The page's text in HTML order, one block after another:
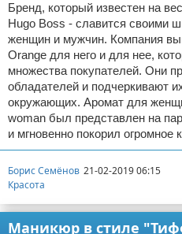
Бренд, который известен на
Hugo Boss - славится своими
женщин и мужчин. Компания
Orange для него и для нее,
множества покупателей. Они
обладателей и подчеркивают
окружающих. Аромат для
woman был представлен на
и мгновенно покорил огромное
Борис Семёнов 21-02-2019 06:15
Красота
Маникюр в стиле